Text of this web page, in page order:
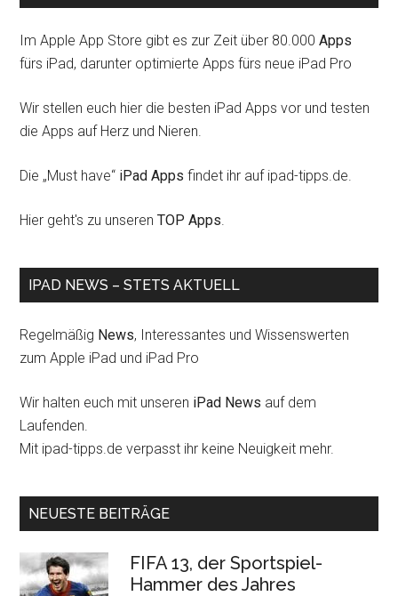
Im Apple App Store gibt es zur Zeit über 80.000Apps
fürs iPad, darunter optimierte Apps fürs neue iPad Pro
Wir stellen euch hier die besten iPad Apps vor und testen
die Apps auf Herz und Nieren.
Die „Must have“ iPad Apps findet ihr auf ipad-tipps.de.
Hier geht's zu unserenTOP Apps.
IPAD NEWS – STETS AKTUELL
Regelmäßig News, Interessantes und Wissenswerten
zum Apple iPad und iPad Pro
Wir halten euch mit unseren iPad News auf dem
Laufenden.
Mit ipad-tipps.de verpasst ihr keine Neuigkeit mehr.
NEUESTE BEITRÄGE
FIFA 13, der Sportspiel-
Hammer des Jahres